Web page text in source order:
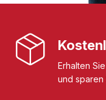
Erhalten
und